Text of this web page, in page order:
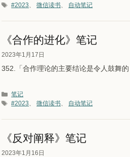
标签
#2023、微信读书、 自动笔记
《合作的进化》笔记
2023年1月17日
352.「合作理论的主要结论是令人鼓舞
分类
笔记
标签
#2023、微信读书、 自动笔记
《反对阐释》笔记
2023年1月16日